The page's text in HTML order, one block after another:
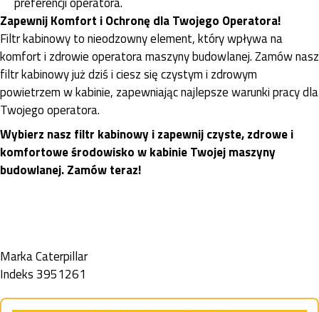
Zapewnij Komfort i Ochronę dla Twojego Operatora!
Filtr kabinowy to nieodzowny element, który wpływa na
komfort i zdrowie operatora maszyny budowlanej. Zamów nasz
filtr kabinowy już dziś i ciesz się czystym i zdrowym
powietrzem w kabinie, zapewniając najlepsze warunki pracy dla
Twojego operatora.
Wybierz nasz filtr kabinowy i zapewnij czyste, zdrowe i
komfortowe środowisko w kabinie Twojej maszyny
budowlanej. Zamów teraz!
MarkaCaterpillar
Indeks 3951261